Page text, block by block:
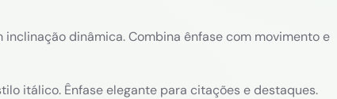
dinâmica. Combina ênfase com movimento e
itálico. Ênfase elegante para citações e destaques.